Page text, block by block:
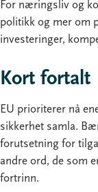
For næringsliv og
politikk og mer om
investeringer,
Kort fortalt
EU prioriterer nå
sikkerhet samla.
forutsetning for
andre ord, de som
fortrinn.